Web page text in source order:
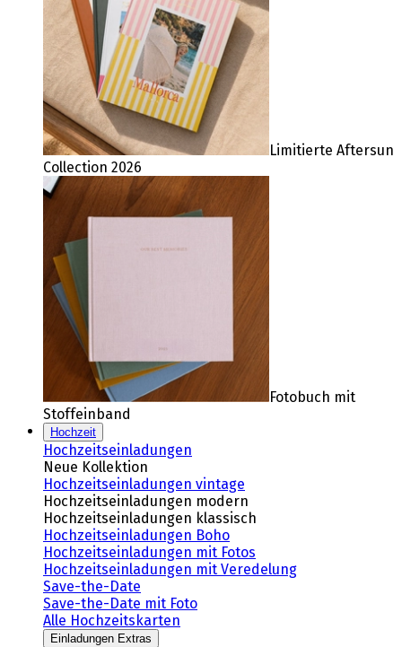
Limitierte Aftersun
Collection 2026
Fotobuch mit
Stoffeinband
Hochzeit
Hochzeitseinladungen
Neue Kollektion
Hochzeitseinladungen vintage
Hochzeitseinladungen modern
Hochzeitseinladungen klassisch
Hochzeitseinladungen Boho
Hochzeitseinladungen mit Fotos
Hochzeitseinladungen mit Veredelung
Save-the-Date
Save-the-Date mit Foto
Alle Hochzeitskarten
Einladungen Extras